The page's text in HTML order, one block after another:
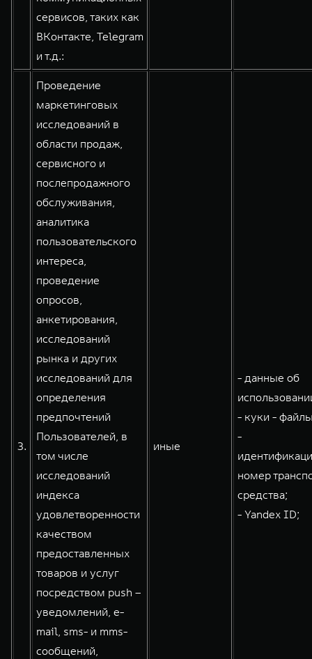
сервисов, таких как
ВКонтакте, Telegram
и т.д.:
3.
Проведение
маркетинговых
исследований в
области продаж,
сервисного и
послепродажного
обслуживания,
аналитика
пользовательского
интереса,
проведение
опросов,
анкетирования,
исследований
рынка и других
исследований для
определения
предпочтений
Пользователей, в
том числе
исследований
индекса
удовлетворенности
качеством
предоставленных
товаров и услуг
посредством push –
уведомлений, e-
mail, sms- и mms-
сообщений,
иные
- данные об
- куки -
-
номер
средства;
- Yandex ID;